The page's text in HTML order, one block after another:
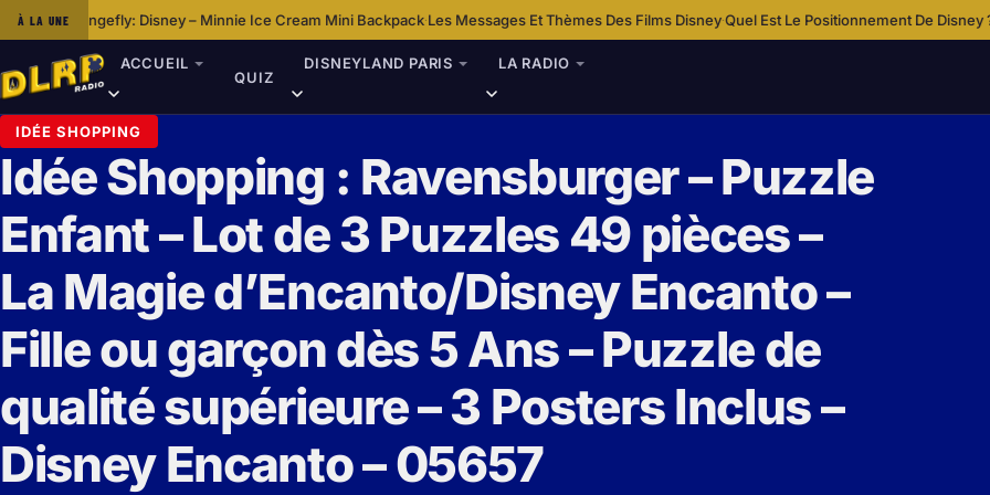
À LA UNE
– Minnie Ice Cream Mini Backpack·Les Messages Et Thèmes Des Films Disney·Quel Est Le Positionnement De Disney ?·Services De
ACCUEIL
QUIZ
DISNEYLAND PARIS LA RADIO
IDÉE SHOPPING
Idée Shopping : Ravensburger – Puzzle
Enfant – Lot de 3 Puzzles 49 pièces –
La Magie d’Encanto/Disney Encanto –
Fille ou garçon dès 5 Ans – Puzzle de
qualité supérieure – 3 Posters Inclus –
Disney Encanto – 05657